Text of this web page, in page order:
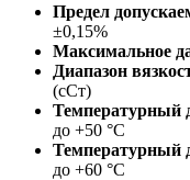
Предел
±0,15%
Максимальное
Диапазон
(сСт)
Температурный
до +50 °С
Температурный
до +60 °С